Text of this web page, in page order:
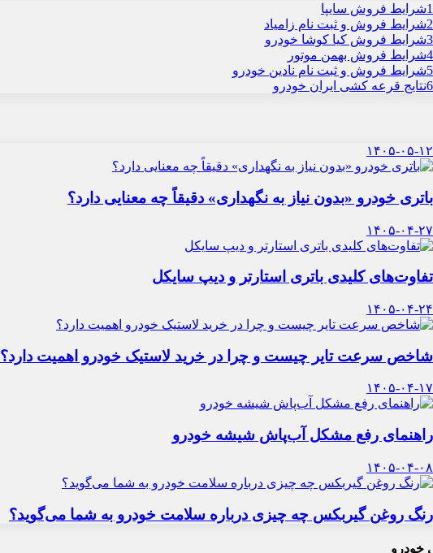
1شرایط فروش سایپا
2شرایط فروش و ثبت نام زامیاد
3شرایط فروش کیا کوشا خودرو
4شرایط فروش بهمن موتور
5شرایط فروش و ثبت نام نادین خودرو
6نتایج قرعه کشی ایران خودرو
۱۴۰۵-۰۵-۱۲
باتری خودرو «بدون نیاز به نگهداری» دقیقاً چه معنایی دارد؟
۱۴۰۵-۰۴-۲۷
تفاوت‌های کلیدی باتری استارتر و دیپ سایکل
۱۴۰۵-۰۴-۲۴
شاخص سرعت تایر چیست و چرا در خرید لاستیک خودرو اهمیت دارد؟
۱۴۰۵-۰۴-۱۷
راهنمای رفع مشکل آب‌پاش شیشه خودرو
۱۴۰۵-۰۴-۰۸
رنگ روغن گیربکس چه چیزی درباره سلامت خودرو به شما می‌گوید؟
خودرو